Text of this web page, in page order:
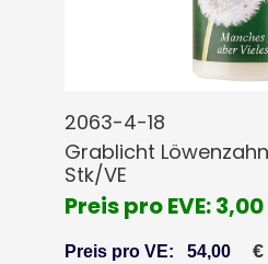
2063-4-18
Grablicht Löwenzahn
Stk/VE
Preis pro EVE:
Preis pro VE: 54,00 €